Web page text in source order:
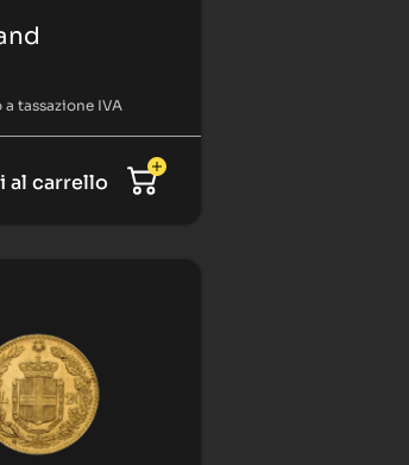
tassazione IVA
al carrello